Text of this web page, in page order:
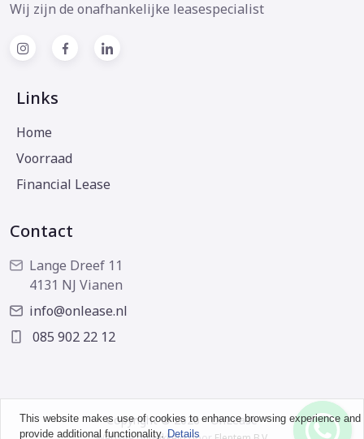
Wij zijn de onafhankelijke leasespecialist
Links
Home
Voorraad
Financial Lease
Contact
Lange Dreef 11
4131 NJ Vianen
info@onlease.nl
085 902 22 12
Copyright © 2026 - OnLease
This website makes use of cookies to enhance browsing experience and
provide additional functionality. Details